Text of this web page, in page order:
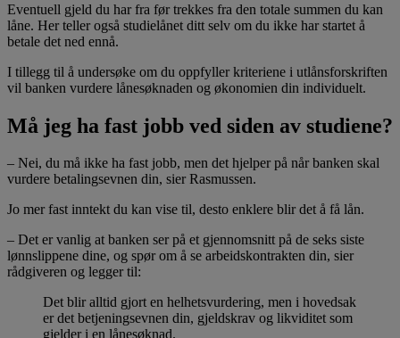
Eventuell gjeld du har fra før trekkes fra den totale summen du kan
låne. Her teller også studielånet ditt selv om du ikke har startet å
betale det ned ennå.
I tillegg til å undersøke om du oppfyller kriteriene i utlånsforskriften
vil banken vurdere lånesøknaden og økonomien din individuelt.
Må jeg ha fast jobb ved siden av studiene?
– Nei, du må ikke ha fast jobb, men det hjelper på når banken skal
vurdere betalingsevnen din, sier Rasmussen.
Jo mer fast inntekt du kan vise til, desto enklere blir det å få lån.
– Det er vanlig at banken ser på et gjennomsnitt på de seks siste
lønnslippene dine, og spør om å se arbeidskontrakten din, sier
rådgiveren og legger til:
Det blir alltid gjort en helhetsvurdering, men i hovedsak
er det betjeningsevnen din, gjeldskrav og likviditet som
gjelder i en lånesøknad.